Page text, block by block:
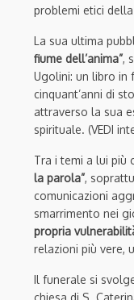
problemi etici
La sua ultima
fiume dell’anima”,
Ugolini: un libro in
cinquant’anni di
attraverso la sua
spirituale. (VEDI
Tra i temi a lui più
la parola”,
comunicazioni
smarrimento nei
propria
relazioni più vere,
Il funerale si
chiesa di S.